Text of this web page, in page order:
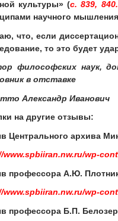
культуры» (с. 839,
научного
что, если
то это будет
философских наук,
в отставке
Александр Иванович
на другие отзывы:
Центрального архива
www.spbiiran.nw.ru/wp-
профессора А.Ю.
www.spbiiran.nw.ru/wp-
профессора Б.П.